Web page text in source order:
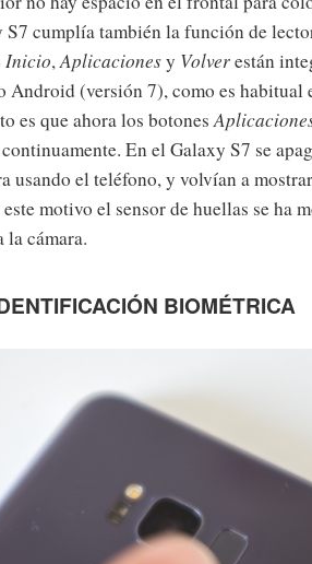
cumplía también la función de
Inicio,Aplicacionesy Volverestán
Android (versión 7), como es habitual
es que ahora los botones
continuamente. En el Galaxy S7 se
usando el teléfono, y volvían a
motivo el sensor de huellas se ha
cámara.
BIOMÉTRICA